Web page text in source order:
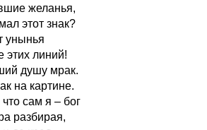
желанья,
этот знак?
унынья
этих линий!
душу мрак.
на картине.
сам я – бог
разбирая,